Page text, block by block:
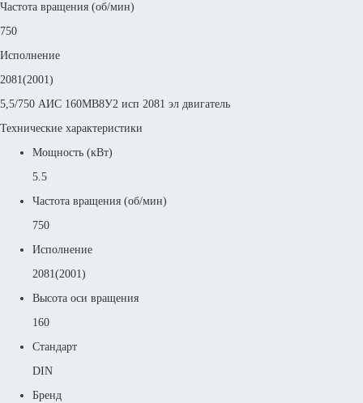
Частота вращения (об/мин)
750
Исполнение
2081(2001)
5,5/750 АИС 160MВ8У2 исп 2081 эл двигатель
Технические характеристики
Мощность (кВт)
5.5
Частота вращения (об/мин)
750
Исполнение
2081(2001)
Высота оси вращения
160
Стандарт
DIN
Бренд